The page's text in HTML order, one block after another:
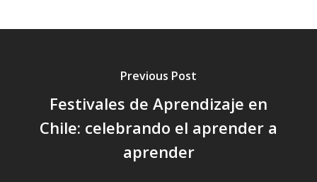
Previous Post
Festivales de Aprendizaje en
Chile: celebrando el aprender a
aprender